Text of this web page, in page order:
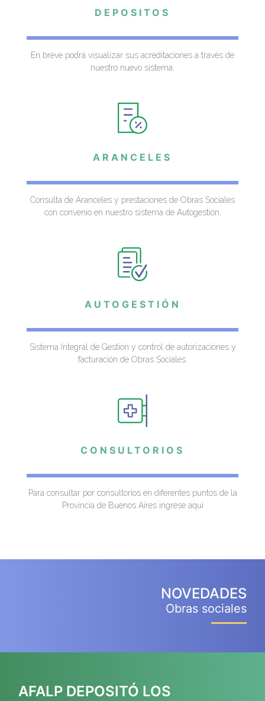
DEPOSITOS
En breve podrá visualizar sus acreditaciones a través de
nuestro nuevo sistema.
ARANCELES
Consulta de Aranceles y prestaciones de Obras Sociales
con convenio en nuestro sistema de Autogestión.
AUTOGESTIÓN
Sistema Integral de Gestión y control de autorizaciones y
facturación de Obras Sociales.
CONSULTORIOS
Para consultar por consultorios en diferentes puntos de la
Provincia de Buenos Aires ingrese aquí
NOVEDADES
Obras sociales
AFALP DEPOSITÓ LOS